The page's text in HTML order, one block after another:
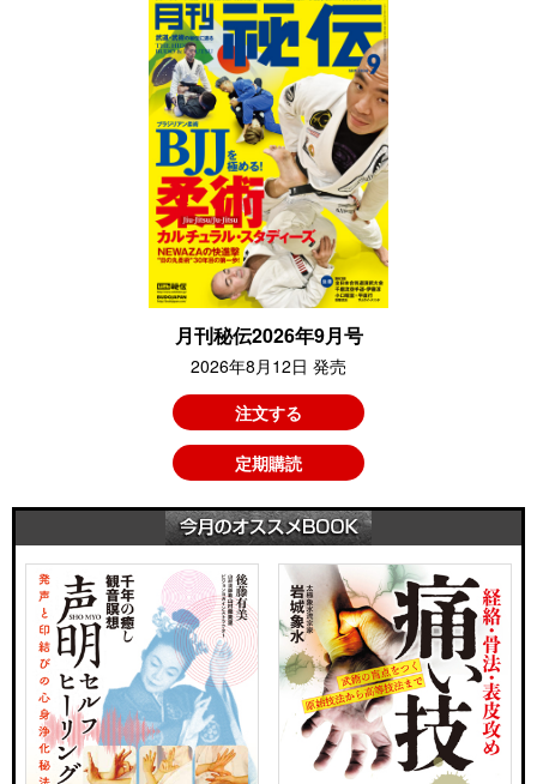
月刊秘伝2026年9月号
2026年8月12日 発売
注文する
定期購読